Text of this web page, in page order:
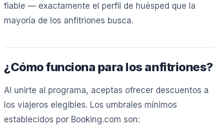
fiable — exactamente el perfil de huésped que la
mayoría de los anfitriones busca.
¿Cómo funciona para los anfitriones?
Al unirte al programa, aceptas ofrecer descuentos a
los viajeros elegibles. Los umbrales mínimos
establecidos por Booking.com son: